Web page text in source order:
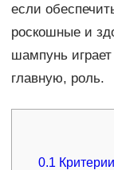
если
роскошные и
шампунь
главную, роль.
0.1